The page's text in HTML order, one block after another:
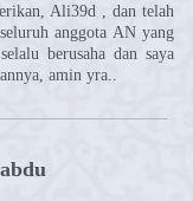
Ali39d , dan telah
anggota AN yang
berusaha dan saya
amin yra..